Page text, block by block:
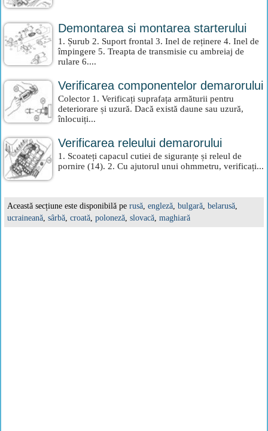
Demontarea si montarea starterului
1. Șurub 2. Suport frontal 3. Inel de reținere 4. Inel de
împingere 5. Treapta de transmisie cu ambreiaj de
rulare 6....
Verificarea componentelor demarorului
Colector 1. Verificați suprafața armăturii pentru
deteriorare și uzură. Dacă există daune sau uzură,
înlocuiți...
Verificarea releului demarorului
1. Scoateți capacul cutiei de siguranțe și releul de
pornire (14). 2. Cu ajutorul unui ohmmetru, verificați...
Această secțiune este disponibilă pe rusă, engleză, bulgară, belarusă,
ucraineană, sârbă, croată, poloneză, slovacă, maghiară